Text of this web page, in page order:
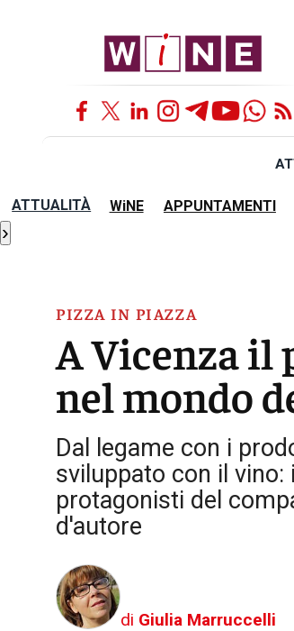
ATTUALITÀ WiNE APPUNTAMENTI
›
PIZZA IN PIAZZA
A Vicenza il
nel mondo
Dal legame con i
sviluppato con il vino:
protagonisti del
d'autore
di Giulia Marruccelli